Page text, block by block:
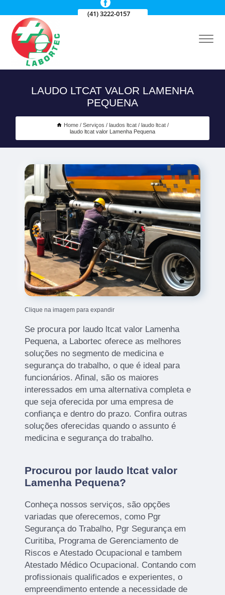
(41) 3222-0157
LAUDO LTCAT VALOR LAMENHA
PEQUENA
Home Serviços laudos ltcat
laudo ltcat
laudo ltcat valor Lamenha Pequena
Clique na imagem para expandir
Se procura por laudo ltcat valor Lamenha
Pequena, a Labortec oferece as melhores
soluções no segmento de medicina e
segurança do trabalho, o que é ideal para
funcionários. Afinal, são os maiores
interessados em uma alternativa completa e
que seja oferecida por uma empresa de
confiança e dentro do prazo. Confira outras
soluções oferecidas quando o assunto é
medicina e segurança do trabalho.
Procurou por laudo ltcat valor
Lamenha Pequena?
Conheça nossos serviços, são opções
variadas que oferecemos, como Pgr
Segurança do Trabalho, Pgr Segurança em
Curitiba, Programa de Gerenciamento de
Riscos e Atestado Ocupacional e tambem
Atestado Médico Ocupacional. Contando com
profissionais qualificados e experientes, o
empreendimento entende a necessidade de